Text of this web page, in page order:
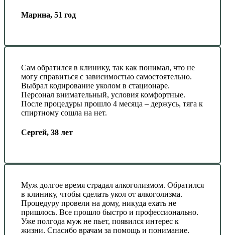
Марина, 51 год
Сам обратился в клинику, так как понимал, что не
могу справиться с зависимостью самостоятельно.
Выбрал кодирование уколом в стационаре.
Персонал внимательный, условия комфортные.
После процедуры прошло 4 месяца – держусь, тяга к
спиртному сошла на нет.
Сергей, 38 лет
Муж долгое время страдал алкоголизмом. Обратился
в клинику, чтобы сделать укол от алкоголизма.
Процедуру провели на дому, никуда ехать не
пришлось. Все прошло быстро и профессионально.
Уже полгода муж не пьет, появился интерес к
жизни. Спасибо врачам за помощь и понимание.